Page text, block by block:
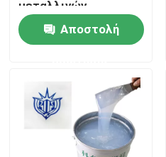
Προϊόντα
Περίπου εμείς
Γύρος εργοστασίων
μεταλλινών
σκληρότητας
Αποστολή